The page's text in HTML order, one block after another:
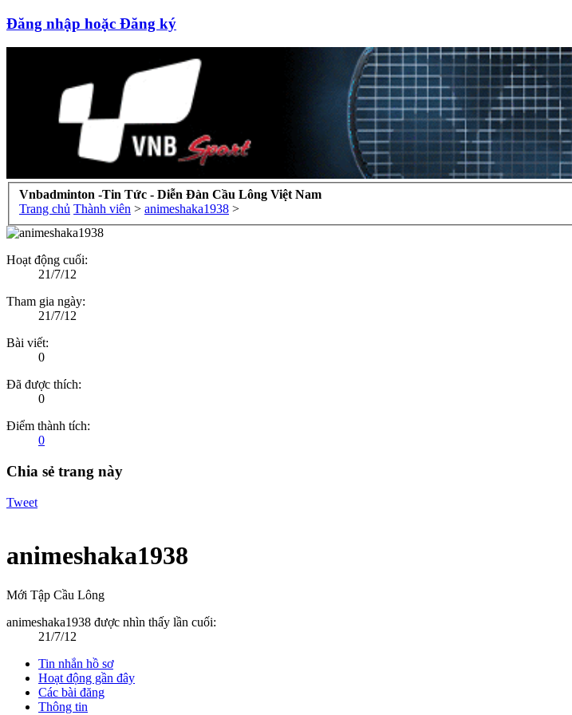
Đăng nhập hoặc Đăng ký
Vnbadminton -Tin Tức - Diễn Đàn Cầu Lông Việt Nam
Trang chủ Thành viên > animeshaka1938 >
Hoạt động cuối:
21/7/12
Tham gia ngày:
21/7/12
Bài viết:
0
Đã được thích:
0
Điểm thành tích:
0
Chia sẻ trang này
Tweet
animeshaka1938
Mới Tập Cầu Lông
animeshaka1938 được nhìn thấy lần cuối:
21/7/12
Tin nhắn hồ sơ
Hoạt động gần đây
Các bài đăng
Thông tin